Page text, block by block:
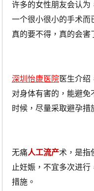
许多的女性朋友会认为
一个很小很小的手术而
真的要不得，真的会害
深圳怡康医院医生介绍
对身体有害的，能避免
时候，尽量采取避孕措
无痛人工流产术，是指
止妊娠，不宜多次进
措施。